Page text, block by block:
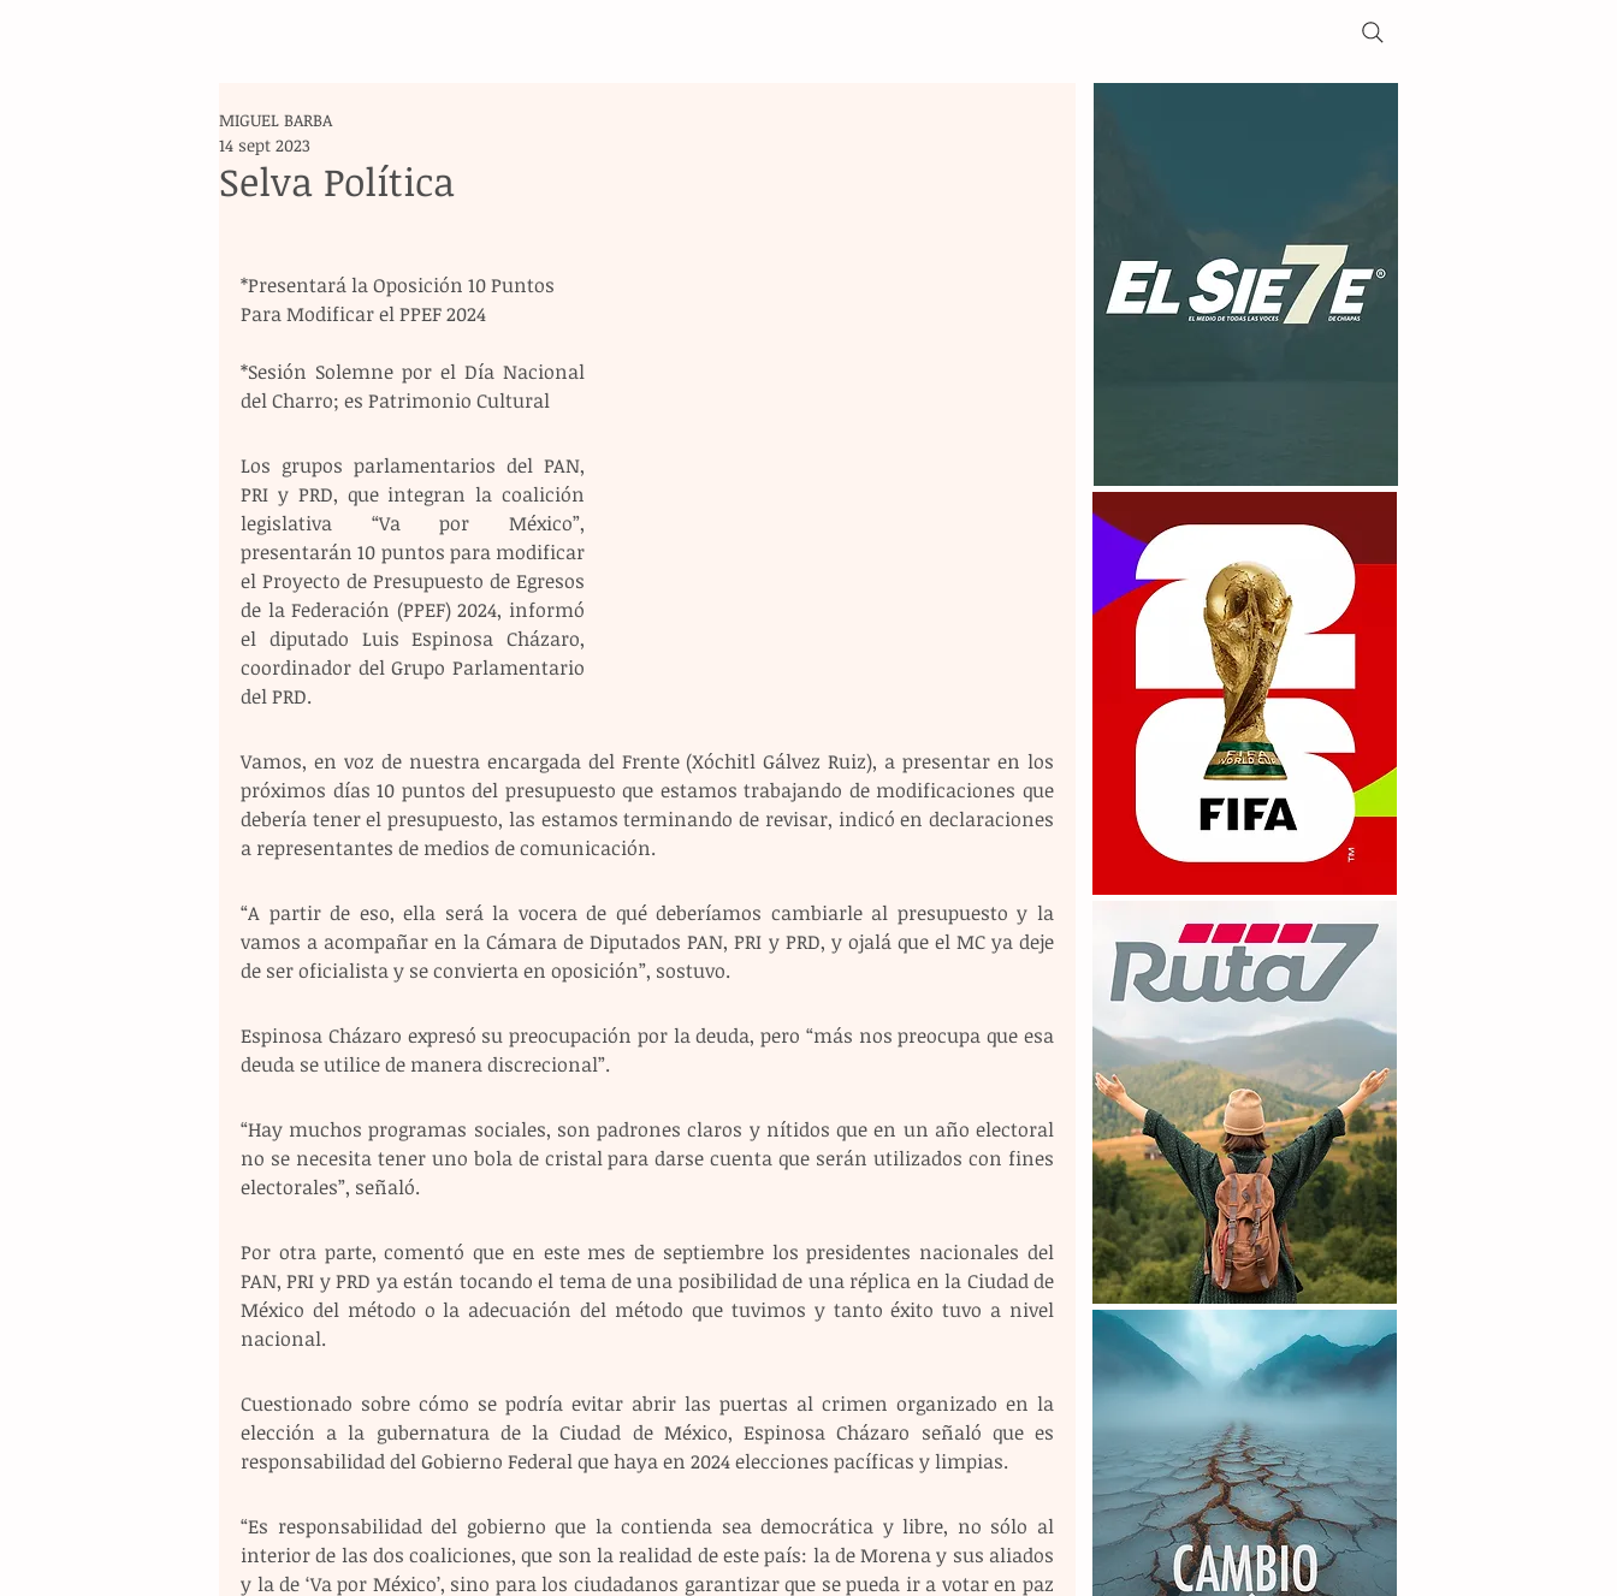
Selva Política
MIGUEL BARBA
14 sept 2023
*Presentará la Oposición 10 Puntos
Para Modificar el PPEF 2024
*Sesión Solemne por el Día Nacional
del Charro; es Patrimonio Cultural
Los grupos parlamentarios del PAN,
PRI y PRD, que integran la coalición
legislativa “Va por México”,
presentarán 10 puntos para modificar
el Proyecto de Presupuesto de Egresos
de la Federación (PPEF) 2024, informó
el diputado Luis Espinosa Cházaro,
coordinador del Grupo Parlamentario
del PRD.
Vamos, en voz de nuestra encargada del Frente (Xóchitl Gálvez Ruiz), a presentar en los
próximos días 10 puntos del presupuesto que estamos trabajando de modificaciones que
debería tener el presupuesto, las estamos terminando de revisar, indicó en declaraciones
a representantes de medios de comunicación.
“A partir de eso, ella será la vocera de qué deberíamos cambiarle al presupuesto y la
vamos a acompañar en la Cámara de Diputados PAN, PRI y PRD, y ojalá que el MC ya deje
de ser oficialista y se convierta en oposición”, sostuvo.
Espinosa Cházaro expresó su preocupación por la deuda, pero “más nos preocupa que esa
deuda se utilice de manera discrecional”.
“Hay muchos programas sociales, son padrones claros y nítidos que en un año electoral
no se necesita tener uno bola de cristal para darse cuenta que serán utilizados con fines
electorales”, señaló.
Por otra parte, comentó que en este mes de septiembre los presidentes nacionales del
PAN, PRI y PRD ya están tocando el tema de una posibilidad de una réplica en la Ciudad de
México del método o la adecuación del método que tuvimos y tanto éxito tuvo a nivel
nacional.
Cuestionado sobre cómo se podría evitar abrir las puertas al crimen organizado en la
elección a la gubernatura de la Ciudad de México, Espinosa Cházaro señaló que es
responsabilidad del Gobierno Federal que haya en 2024 elecciones pacíficas y limpias.
“Es responsabilidad del gobierno que la contienda sea democrática y libre, no sólo al
interior de las dos coaliciones, que son la realidad de este país: la de Morena y sus aliados
y la de ‘Va por México’, sino para los ciudadanos garantizar que se pueda ir a votar en paz